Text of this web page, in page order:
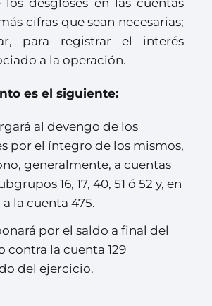
los desgloses en las cuentas
cifras que sean necesarias;
para registrar el interés
a la operación.
es el siguiente:
al devengo de los
por el íntegro de los mismos,
generalmente, a cuentas
16, 17, 40, 51 ó 52 y, en
a la cuenta 475.
por el saldo a final del
contra la cuenta 129
del ejercicio.